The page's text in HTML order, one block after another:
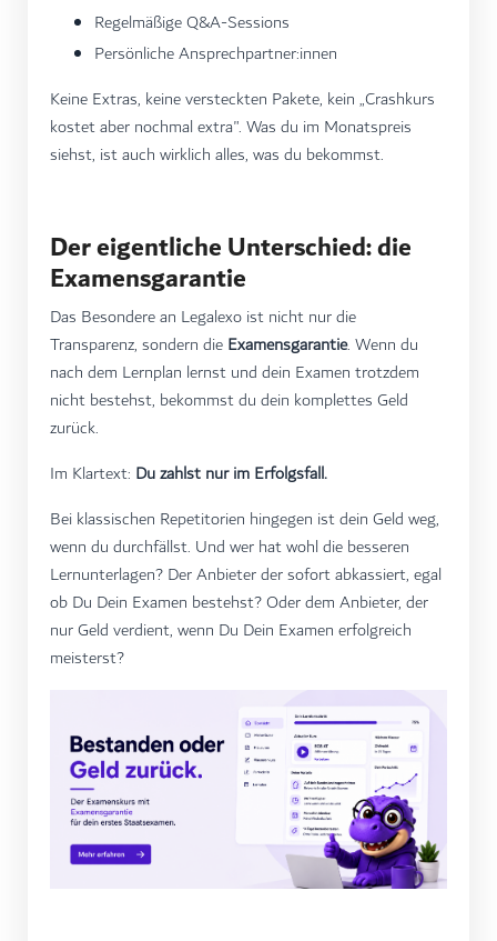
Regelmäßige Q&A-Sessions
Persönliche Ansprechpartner:innen
Keine Extras, keine versteckten Pakete, kein „Crashkurs
kostet aber nochmal extra". Was du im Monatspreis
siehst, ist auch wirklich alles, was du bekommst.
Der eigentliche Unterschied: die
Examensgarantie
Das Besondere an Legalexo ist nicht nur die
Transparenz, sondern die Examensgarantie. Wenn du
nach dem Lernplan lernst und dein Examen trotzdem
nicht bestehst, bekommst du dein komplettes Geld
zurück.
Im Klartext: Du zahlst nur im Erfolgsfall.
Bei klassischen Repetitorien hingegen ist dein Geld weg,
wenn du durchfällst. Und wer hat wohl die besseren
Lernunterlagen? Der Anbieter der sofort abkassiert, egal
ob Du Dein Examen bestehst? Oder dem Anbieter, der
nur Geld verdient, wenn Du Dein Examen erfolgreich
meisterst?